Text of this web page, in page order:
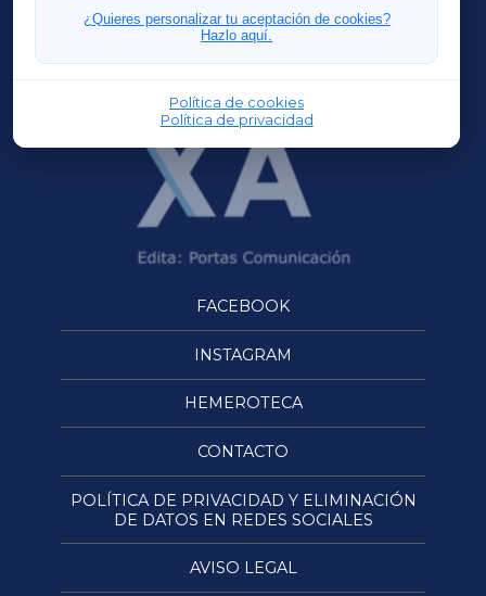
¿Quieres personalizar tu aceptación de cookies?
Hazlo aquí.
Política de cookies
Política de privacidad
FERROLXA
OURENSEXA
FACEBOOK
INSTAGRAM
HEMEROTECA
CONTACTO
POLÍTICA DE PRIVACIDAD Y ELIMINACIÓN
DE DATOS EN REDES SOCIALES
AVISO LEGAL